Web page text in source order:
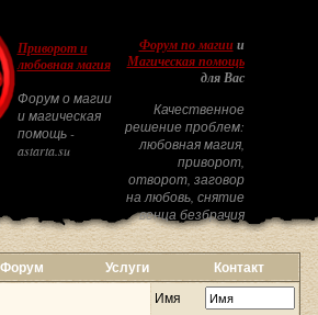
Приворот и
любовная магия
Форум о магии
и магическая
помощь -
astarta.su
Форум по магиии
Магическая помощь
для Вас
Качественное
решение проблем:
любовная магия,
приворот,
отворот, заговор
на любовь, снятие
венца безбрачия
Форум Услуги Контакт
Имя